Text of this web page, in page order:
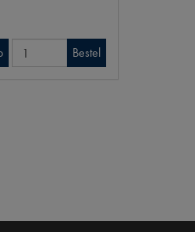
Bestel